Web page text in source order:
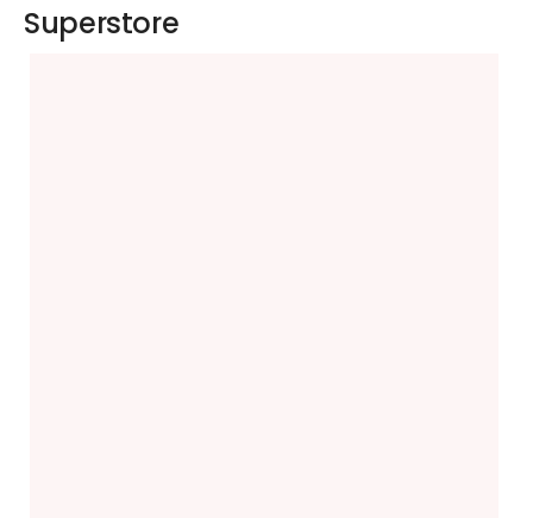
Superstore